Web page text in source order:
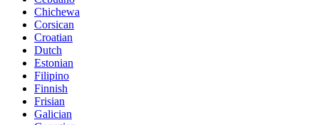
Chichewa
Corsican
Croatian
Dutch
Estonian
Filipino
Finnish
Frisian
Galician